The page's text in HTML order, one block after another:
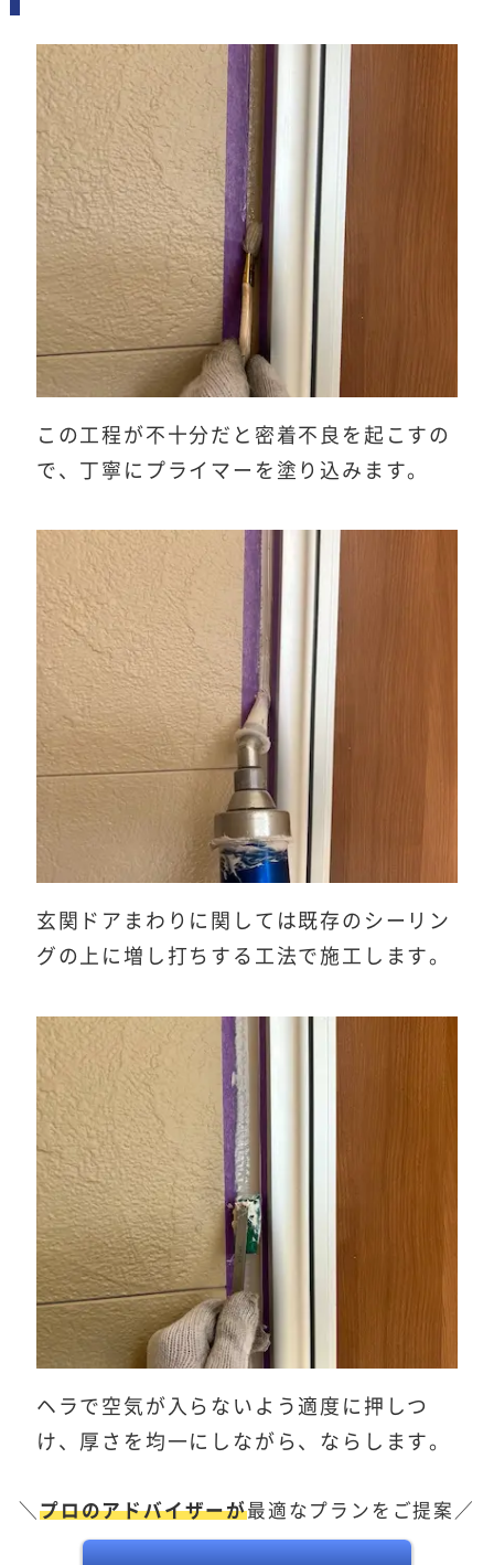
この工程が不十分だと密着不良を起こすの
で、丁寧にプライマーを塗り込みます。
玄関ドアまわりに関しては既存のシーリン
グの上に増し打ちする工法で施工します。
ヘラで空気が入らないよう適度に押しつ
け、厚さを均一にしながら、ならします。
＼プロのアドバイザーが最適なプランをご提案／